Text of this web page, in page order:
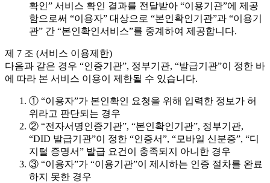
확인” 서비스 확인 결과를 전달받아 “이용기관”에 제공
함으로써 “이용자” 대상으로 “본인확인기관”과 “이용기
관” 간 “본인확인서비스”를 중계하여 제공합니다.
제 7 조 (서비스 이용제한)
다음과 같은 경우 “인증기관”, 정부기관, “발급기관”이 정한 바
에 따라 본 서비스 이용이 제한될 수 있습니다.
① “이용자”가 본인확인 요청을 위해 입력한 정보가 허
위라고 판단되는 경우
② “전자서명인증기관”, “본인확인기관”, 정부기관,
“DID 발급기관”이 정한 “인증서”, “모바일 신분증”, “디
지털 증명서” 발급 요건이 충족되지 아니한 경우
③ “이용자”가 “이용기관”이 제시하는 인증 절차를 완료
하지 못한 경우